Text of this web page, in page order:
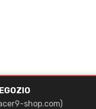
shop.com)